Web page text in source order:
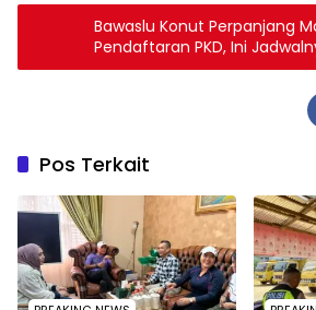
Bawaslu Konut Perpanjang
Pendaftaran PKD, Ini
Pos Terkait